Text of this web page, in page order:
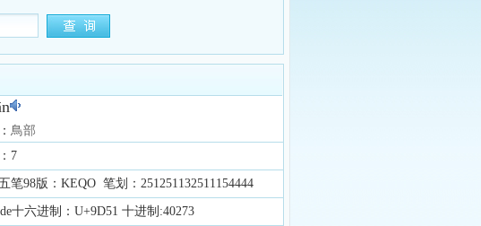
鳥部
7
笔98版：KEQO 笔划：251251132511154444
十六进制：U+9D51 十进制:40273